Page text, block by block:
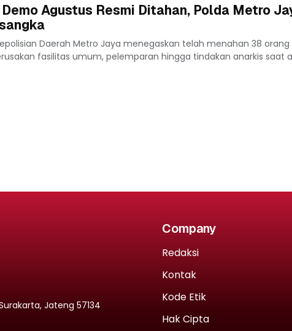
Agustus Resmi Ditahan, Polda Metro
Kepolisian Daerah Metro Jaya menegaskan telah menahan 38
fasilitas umum, pelemparan hingga tindakan anarkis saat
Jateng 57134
Company
Redaksi
Kontak
Kode Etik
Hak Cipta